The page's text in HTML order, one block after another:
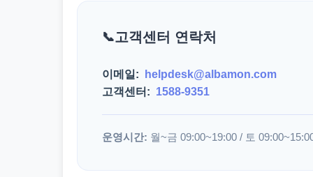
고객센터 연락처
이메일:
helpdesk@albamon.com
고객센터: 1588-9351
운영시간: 월~금 09:00~19:00 / 토